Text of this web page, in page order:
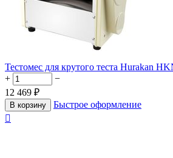
Тестомес для крутого теста Hurakan
+
−
12 469 ₽
В корзину
Быстрое оформление
